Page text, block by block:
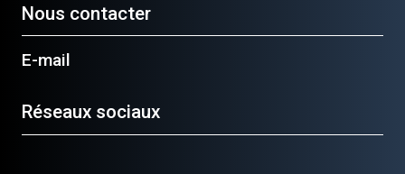
Nous contacter
E-mail
Réseaux sociaux